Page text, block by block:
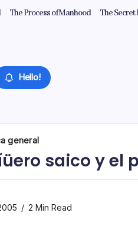
The Process of Manhood The Secret
Hello!
general
saico y el
2 Min Read